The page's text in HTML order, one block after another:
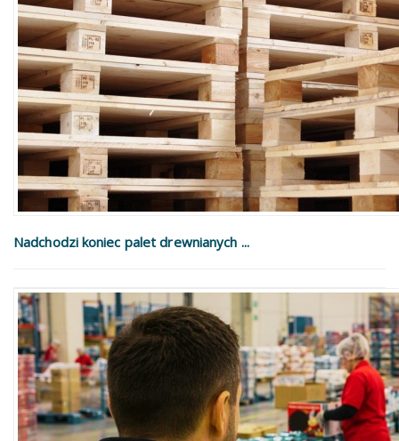
Nadchodzi koniec palet drewnianych ...